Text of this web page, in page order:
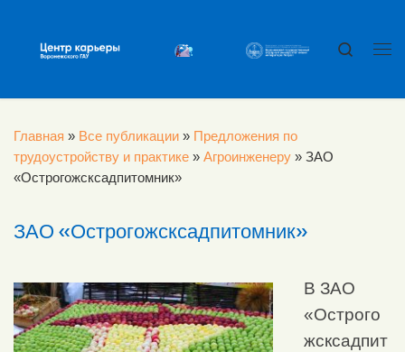
Search
Главная » Все публикации » Предложения по
трудоустройству и практике » Агроинженеру » ЗАО
«Острогожсксадпитомник»
ЗАО «Острогожсксадпитомник»
В ЗАО
«Острого
жсксадпит